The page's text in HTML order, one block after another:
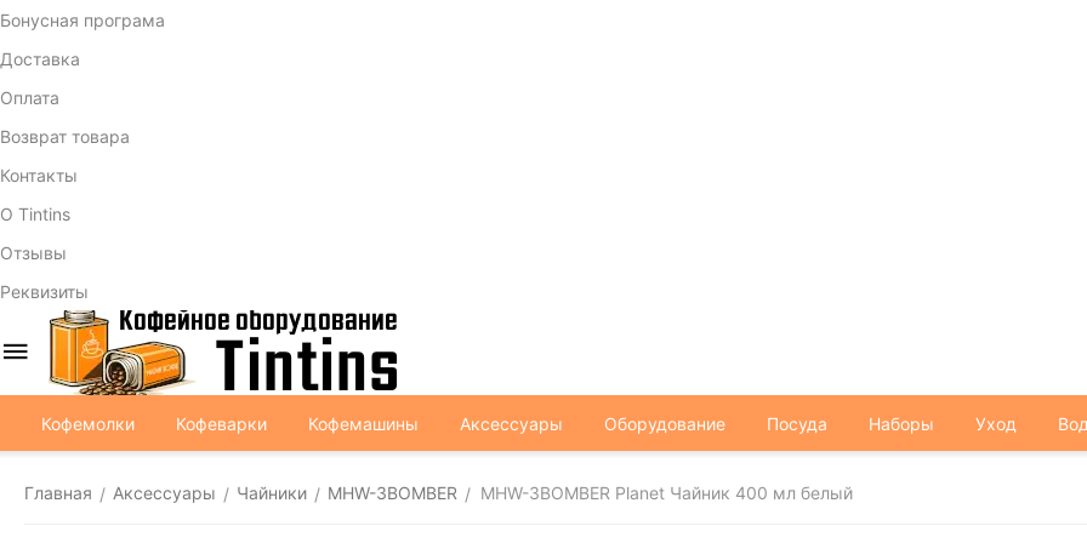
Бонусная програма
Доставка
Оплата
Возврат товара
Контакты
О Tintins
Отзывы
Реквизиты
Кофемолки Кофеварки Кофемашины Аксессуары Оборудование Посуда Наборы Уход
Главная / Аксессуары / Чайники / MHW-3BOMBER / MHW-3BOMBER Planet Чайник 400 мл белый